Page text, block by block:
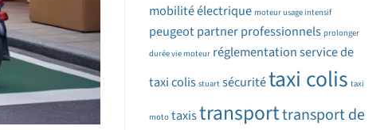
mobilité électrique moteur usage intensif
peugeot partnerprofessionnels prolonger
durée vie moteur réglementationservice de
taxi colis stuart sécuritétaxi colis taxi
moto taxistransporttransport de